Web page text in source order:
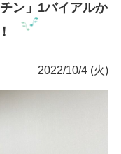
ン」1バイアルか
2022/10/4 (火)